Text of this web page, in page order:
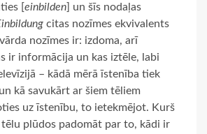
[ einbilden ] un šīs nodaļas
citas nozīmes ekvivalents
nozīmes ir: izdoma, arī
ir informācija un kas iztēle, labi
– kādā mērā īstenība tiek
kā savukārt ar šiem tēliem
uz īstenību, to ietekmējot. Kurš
tēlu plūdos padomāt par to, kādi ir